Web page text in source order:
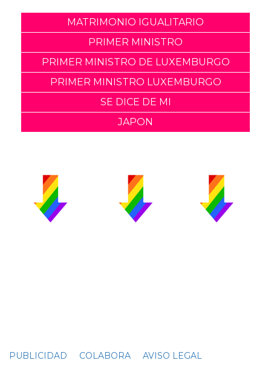
MATRIMONIO IGUALITARIO
PRIMER MINISTRO
PRIMER MINISTRO DE LUXEMBURGO
PRIMER MINISTRO LUXEMBURGO
SE DICE DE MI
JAPON
PUBLICIDAD COLABORA AVISO LEGAL